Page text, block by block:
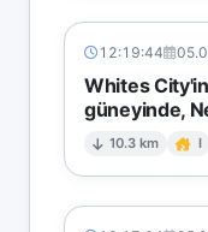
12:19:44
Whites
güneyinde,
10.3 km I